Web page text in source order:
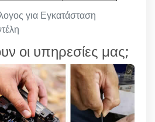
για Εγκατάσταση
οι υπηρεσίες μας;